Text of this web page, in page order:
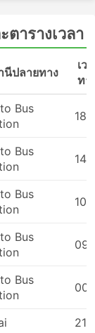
รถโดยสาร
สคือคุณ
งการเพื่อความ
รและประเภท
ที่แตกต่างกัน
ารโดยรถ
น ด่วน หรือ
นทางระยะสั้น ตู้
หรือที่นั่งปรับเอน
ผ้าห่ม น้ำอัดลม
บัสกลางคืนช่วย
ให้แน่ใจว่าการ
องรถบัสของ
ารางเวลา
นีปลายทาง
เว
ทา
Bus
Bus
Bus
Bus
Bus